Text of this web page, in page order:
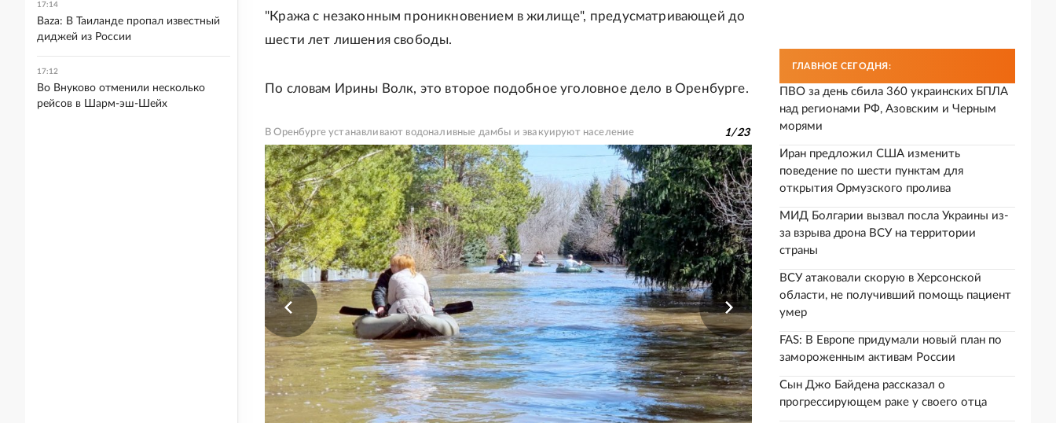
"Кража с незаконным проникновением в жилище", предусматривающей до
шести лет лишения свободы.
По словам Ирины Волк, это второе подобное уголовное дело в Оренбурге.
В Оренбурге устанавливают водоналивные дамбы и эвакуируют население 1/23
ГЛАВНОЕ СЕГОДНЯ:
ПВО за день сбила 360 украинских БПЛА
над регионами РФ, Азовским и Черным
морями
Иран предложил США изменить
поведение по шести пунктам для
открытия Ормузского пролива
МИД Болгарии вызвал посла Украины из-
за взрыва дрона ВСУ на территории
страны
ВСУ атаковали скорую в Херсонской
области, не получивший помощь пациент
умер
FAS: В Европе придумали новый план по
замороженным активам России
Сын Джо Байдена рассказал о
прогрессирующем раке у своего отца
17:14
Baza: В Таиланде пропал известный
диджей из России
17:12
Во Внуково отменили несколько
рейсов в Шарм-эш-Шейх